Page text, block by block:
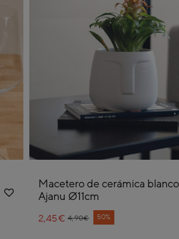
Macetero de cerámica blanco
Ajanu Ø11cm
Price reduced from
4,90€
to 50%
2,45€